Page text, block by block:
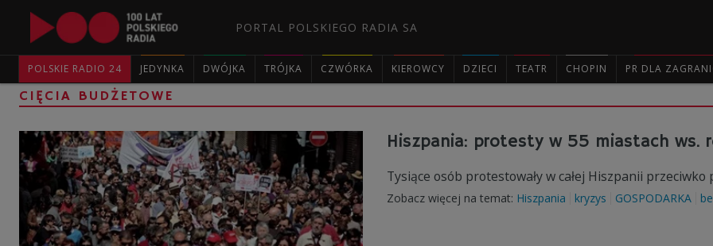
PORTAL POLSKIEGO RADIA SA
POLSKIE RADIO 24 JEDYNKA DWÓJKA TRÓJKA CZWÓRKA KIEROWCY DZIECI TEATR CHOPIN PR DLA
CIĘCIA BUDŻETOWE
Hiszpania: protesty w 55 miastach ws.
Tysiące osób protestowały w całej Hiszpanii
Zobacz więcej na temat: Hiszpania kryzys GOSPODARKA